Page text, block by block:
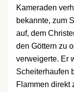
Kameraden
bekannte, zum
auf, dem
den Göttern zu
verweigerte. Er
Scheiterhaufen
Flammen direkt